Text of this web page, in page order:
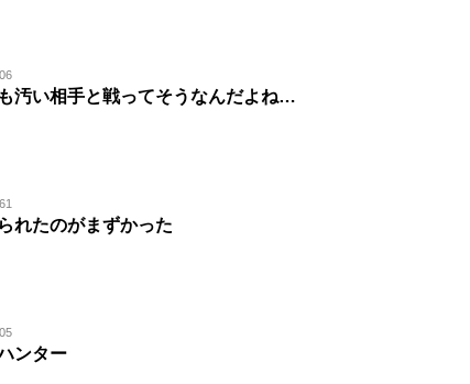
汚い相手と戦ってそうなんだよね…
れたのがまずかった
ンター